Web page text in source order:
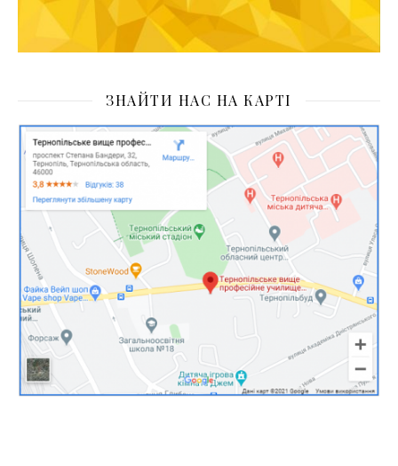
ЗНАЙТИ НАС НА КАРТІ